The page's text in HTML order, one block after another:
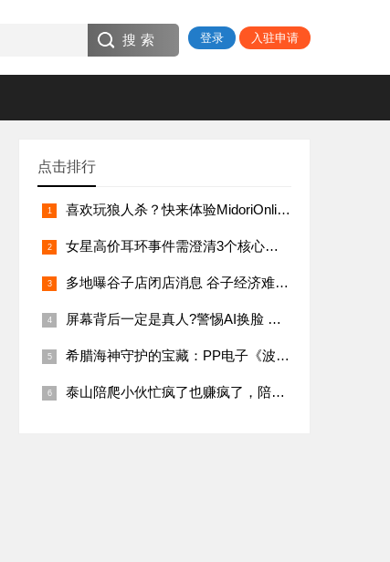
登录 入驻申请
点击排行
喜欢玩狼人杀？快来体验MidoriOnline热门PG游戏《WerewolfsHunt》，感受全新刺激！
女星高价耳环事件需澄清3个核心问题，舆论的监督是社会文明的象征
多地曝谷子店闭店消息 谷子经济难持续
屏幕背后一定是真人?警惕AI换脸 换脸合成声音要谨慎识别
希腊海神守护的宝藏：PP电子《波塞冬之浪》全方位攻略
泰山陪爬小伙忙疯了也赚疯了，陪爬一大学生为主